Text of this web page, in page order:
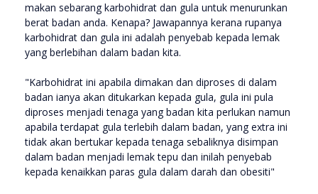
makan sebarang karbohidrat dan gula untuk menurunkan
berat badan anda. Kenapa? Jawapannya kerana rupanya
karbohidrat dan gula ini adalah penyebab kepada lemak
yang berlebihan dalam badan kita.
"Karbohidrat ini apabila dimakan dan diproses di dalam
badan ianya akan ditukarkan kepada gula, gula ini pula
diproses menjadi tenaga yang badan kita perlukan namun
apabila terdapat gula terlebih dalam badan, yang extra ini
tidak akan bertukar kepada tenaga sebaliknya disimpan
dalam badan menjadi lemak tepu dan inilah penyebab
kepada kenaikkan paras gula dalam darah dan obesiti"